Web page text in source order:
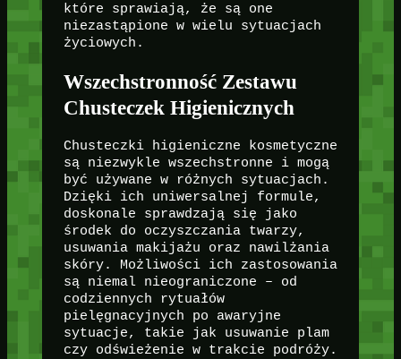
które sprawiają, że są one
niezastąpione w wielu sytuacjach
życiowych.
Wszechstronność Zestawu
Chusteczek Higienicznych
Chusteczki higieniczne kosmetyczne
są niezwykle wszechstronne i mogą
być używane w różnych sytuacjach.
Dzięki ich uniwersalnej formule,
doskonale sprawdzają się jako
środek do oczyszczania twarzy,
usuwania makijażu oraz nawilżania
skóry. Możliwości ich zastosowania
są niemal nieograniczone – od
codziennych rytuałów
pielęgnacyjnych po awaryjne
sytuacje, takie jak usuwanie plam
czy odświeżenie w trakcie podróży.